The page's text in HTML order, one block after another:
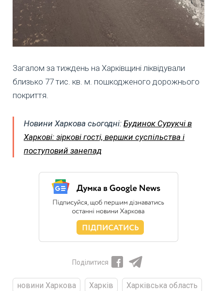
Загалом за тиждень на Харківщині ліквідували
близько 77 тис. кв. м. пошкодженого дорожнього
покриття.
Новини Харкова сьогодні: Будинок Сурукчі в
Харкові: зіркові гості, вершки суспільства і
поступовий занепад
Поділитися
новини Харкова Харків
Харківська область